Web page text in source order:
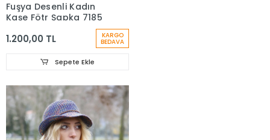
Fuşya Desenli Kadın
Kaşe Fötr Şapka 7185
1.200,00 TL KARGO
BEDAVA
Sepete Ekle